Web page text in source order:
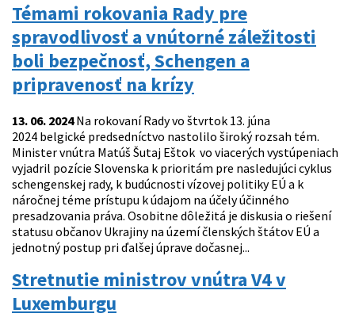
Témami rokovania Rady pre
spravodlivosť a vnútorné záležitosti
boli bezpečnosť, Schengen a
pripravenosť na krízy
13. 06. 2024Na rokovaní Rady vo štvrtok 13. júna
2024 belgické predsedníctvo nastolilo široký rozsah tém.
Minister vnútra Matúš Šutaj Eštok vo viacerých vystúpeniach
vyjadril pozície Slovenska k prioritám pre nasledujúci cyklus
schengenskej rady, k budúcnosti vízovej politiky EÚ a k
náročnej téme prístupu k údajom na účely účinného
presadzovania práva. Osobitne dôležitá je diskusia o riešení
statusu občanov Ukrajiny na území členských štátov EÚ a
jednotný postup pri ďalšej úprave dočasnej...
Stretnutie ministrov vnútra V4 v
Luxemburgu